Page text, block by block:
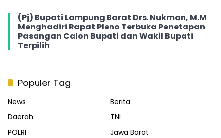
(Pj) Bupati Lampung Barat Drs. Nukman, M.M
Menghadiri Rapat Pleno Terbuka Penetapan
Pasangan Calon Bupati dan Wakil Bupati
Terpilih
Populer Tag
News
Berita
Daerah
TNI
POLRI
Jawa Barat